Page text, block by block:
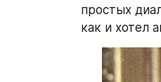
простых
как и хотел